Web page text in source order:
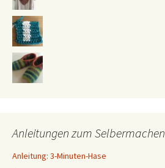
Anleitungen zum Selbermachen
Anleitung: 3-Minuten-Hase